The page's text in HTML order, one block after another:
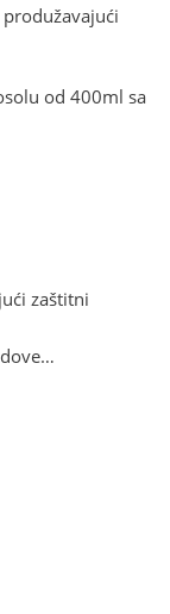
od 400ml sa
zaštitni